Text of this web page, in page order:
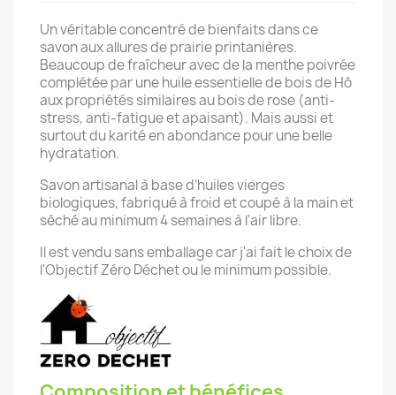
Un véritable concentré de bienfaits dans ce
savon aux allures de prairie printanières.
Beaucoup de fraîcheur avec de la menthe poivrée
complétée par une huile essentielle de bois de Hô
aux propriétés similaires au bois de rose (anti-
stress, anti-fatigue et apaisant). Mais aussi et
surtout du karité en abondance pour une belle
hydratation.
Savon artisanal à base d'huiles vierges
biologiques, fabriqué à froid et coupé à la main et
séché au minimum 4 semaines à l'air libre.
Il est vendu sans emballage car j'ai fait le choix de
l'Objectif Zéro Déchet ou le minimum possible.